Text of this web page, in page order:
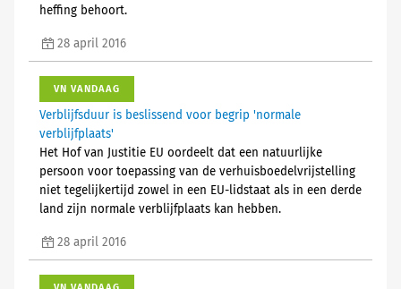
heffing behoort.
28 april 2016
VN VANDAAG
Verblijfsduur is beslissend voor begrip 'normale
verblijfplaats'
Het Hof van Justitie EU oordeelt dat een natuurlijke
persoon voor toepassing van de verhuisboedelvrijstelling
niet tegelijkertijd zowel in een EU-lidstaat als in een derde
land zijn normale verblijfplaats kan hebben.
28 april 2016